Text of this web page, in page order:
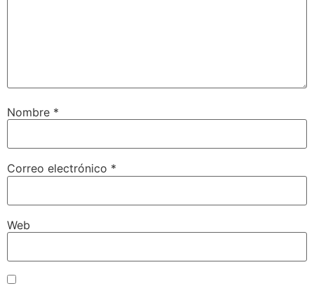
Nombre *
Correo electrónico *
Web